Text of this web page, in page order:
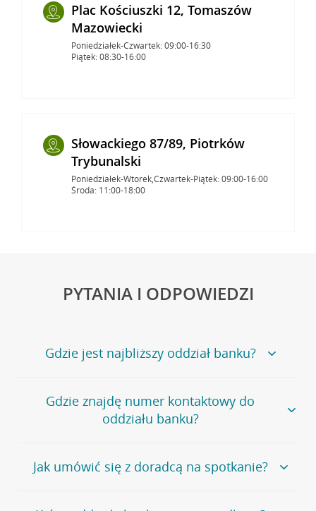
Plac Kościuszki 12, Tomaszów
Mazowiecki
Poniedziałek-Czwartek: 09:00-16:30
Piątek: 08:30-16:00
Słowackiego 87/89, Piotrków
Trybunalski
Poniedziałek-Wtorek,Czwartek-Piątek: 09:00-16:00
Środa: 11:00-18:00
PYTANIA I ODPOWIEDZI
Gdzie jest najbliższy oddział banku?
Jeśli szukasz oddziału naszego banku, zapraszamy na
stronęPlacówki i bankomaty, na której znajduje się
wygodna wyszukiwarka.
oddziałów
Gdzie znajdę numer kontaktowy do
oddziału banku?
Bank Credit Agricole nie udostępnia ogólnego numeru
telefonu do placówki bankowej.
Jak umówić się z doradcą na spotkanie?
Jeśli jesteś już naszym